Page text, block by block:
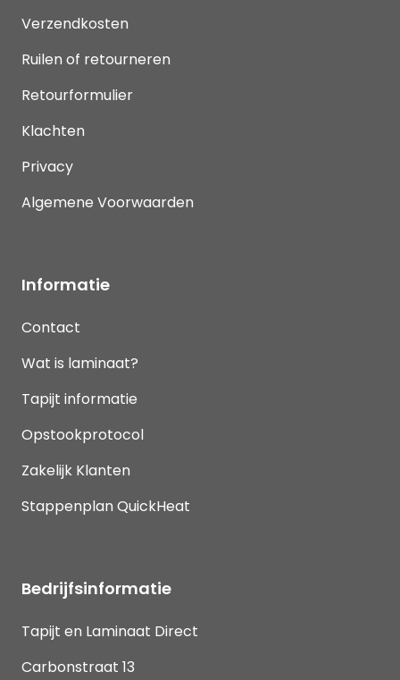
Verzendkosten
Ruilen of retourneren
Retourformulier
Klachten
Privacy
Algemene Voorwaarden
Informatie
Contact
Wat is laminaat?
Tapijt informatie
Opstookprotocol
Zakelijk Klanten
Stappenplan QuickHeat
Bedrijfsinformatie
Tapijt en Laminaat Direct
Carbonstraat 13